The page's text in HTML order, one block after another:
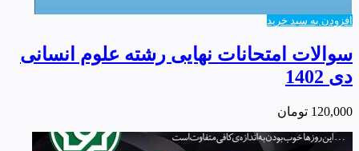
افزودن به سبد خرید
سوالات امتحانات نهایی رشته علوم انسانی
دی 1402
120,000 تومان